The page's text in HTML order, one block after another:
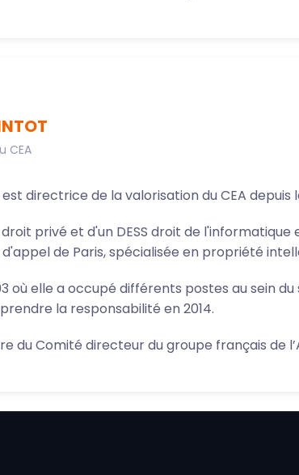
CEA
est directrice de la valorisation du CEA depuis
privé et d'un DESS droit de
de Paris, spécialisée en propriété
où elle a occupé différents postes au sein
la responsabilité en 2014.
du Comité directeur du groupe français de